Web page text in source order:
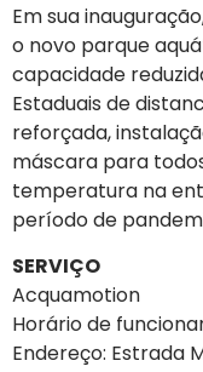
Em sua
o novo parque
capacidade
Estaduais de
reforçada,
máscara para
temperatura na
período de
SERVIÇO
Acquamotion
Horário de
Endereço: Estrada